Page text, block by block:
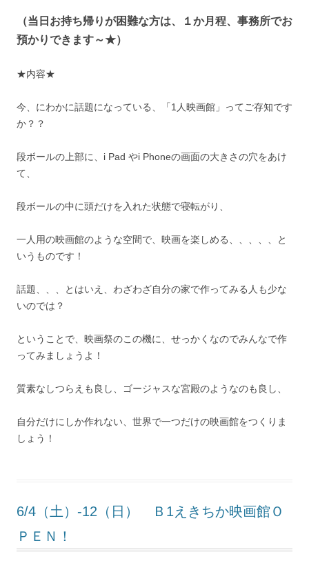
（当日お持ち帰りが困難な方は、１か月程、事務所でお
預かりできます～★）
★内容★
今、にわかに話題になっている、「1人映画館」ってご存知です
か？？
段ボールの上部に、i Pad やi Phoneの画面の大きさの穴をあけ
て、
段ボールの中に頭だけを入れた状態で寝転がり、
一人用の映画館のような空間で、映画を楽しめる、、、、、と
いうものです！
話題、、、とはいえ、わざわざ自分の家で作ってみる人も少な
いのでは？
ということで、映画祭のこの機に、せっかくなのでみんなで作
ってみましょうよ！
質素なしつらえも良し、ゴージャスな宮殿のようなのも良し、
自分だけにしか作れない、世界で一つだけの映画館をつくりま
しょう！
6/4（土）-12（日） Ｂ1えきちか映画館Ｏ
ＰＥＮ！